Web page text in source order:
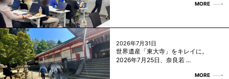
MORE
2026年7月31日
世界遺産「東大寺」をキレイに。
2026年7月25日、奈良若 ...
MORE